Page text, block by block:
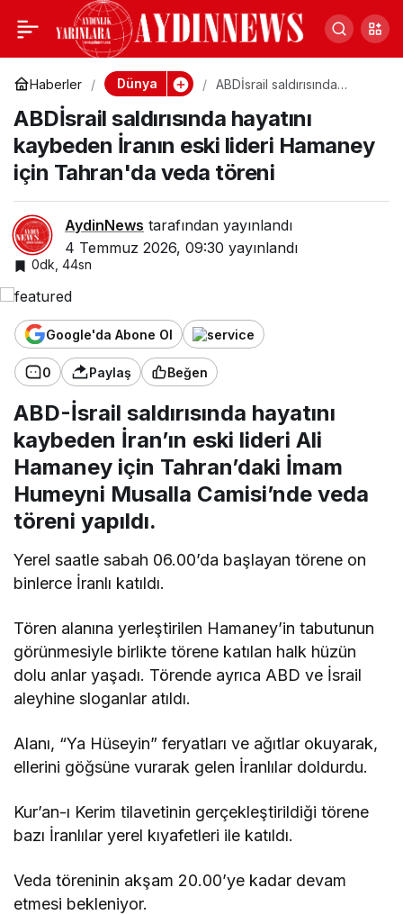
Haberler Dünya
ABDİsrail saldırısında
eski lideri Hamaney için
Tahran'da veda töreni
ABDİsrail saldırısında hayatını
kaybeden İranın eski lideri Hamaney
için Tahran'da veda töreni
AydinNews tarafından yayınlandı
4 Temmuz 2026, 09:30 yayınlandı
0dk, 44sn
Google'da Abone Ol
0 Paylaş Beğen
ABD-İsrail saldırısında hayatını
kaybeden İran’ın eski lideri Ali
Hamaney için Tahran’daki İmam
Humeyni Musalla Camisi’nde veda
töreni yapıldı.
Yerel saatle sabah 06.00’da başlayan törene on
binlerce İranlı katıldı.
Tören alanına yerleştirilen Hamaney’in tabutunun
görünmesiyle birlikte törene katılan halk hüzün
dolu anlar yaşadı. Törende ayrıca ABD ve İsrail
aleyhine sloganlar atıldı.
Alanı, “Ya Hüseyin” feryatları ve ağıtlar okuyarak,
ellerini göğsüne vurarak gelen İranlılar doldurdu.
Kur’an-ı Kerim tilavetinin gerçekleştirildiği törene
bazı İranlılar yerel kıyafetleri ile katıldı.
​​​​​​​Veda töreninin akşam 20.00’ye kadar devam
etmesi bekleniyor.
ABDİsrail saldırısında
hayatını kaybeden İranın
eski lideri Hamaney için
Tahran'da veda töreni
0